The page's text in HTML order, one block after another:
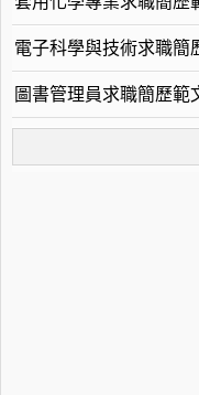
電子科學與技術求職簡
圖書管理員求職簡歷範